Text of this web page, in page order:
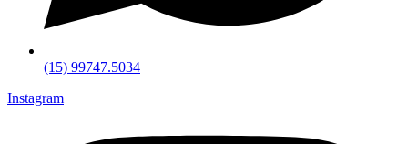
(15) 99747.5034
Instagram